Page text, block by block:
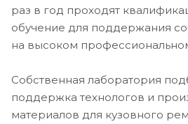
раз в год проходят
обучение для поддержания
на высоком
Собственная лаборатория
поддержка технологов и
материалов для кузовного